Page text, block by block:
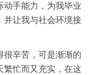
动手能力，为我毕业
并让我与社会环境接
很辛苦，可是渐渐的
繁忙而又充实，在这